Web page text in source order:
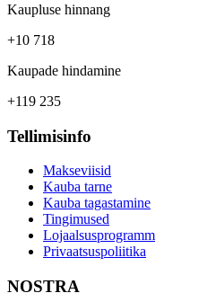
Kaupluse hinnang
+10 718
Kaupade hindamine
+119 235
Tellimisinfo
Makseviisid
Kauba tarne
Kauba tagastamine
Tingimused
Lojaalsusprogramm
Privaatsuspoliitika
NOSTRA